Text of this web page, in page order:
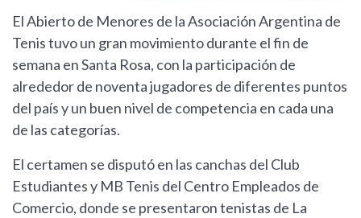
El Abierto de Menores de la Asociación Argentina de
Tenis tuvo un gran movimiento durante el fin de
semana en Santa Rosa, con la participación de
alrededor de noventa jugadores de diferentes puntos
del país y un buen nivel de competencia en cada una
de las categorías.
El certamen se disputó en las canchas del Club
Estudiantes y MB Tenis del Centro Empleados de
Comercio, donde se presentaron tenistas de La